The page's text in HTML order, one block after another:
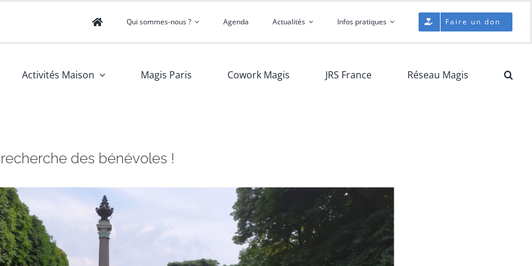
Qui sommes-nous ? Agenda Actualités Infos pratiques Faire un don
Activités Maison Magis Paris Cowork Magis JRS France Réseau Magis
recherche des bénévoles !